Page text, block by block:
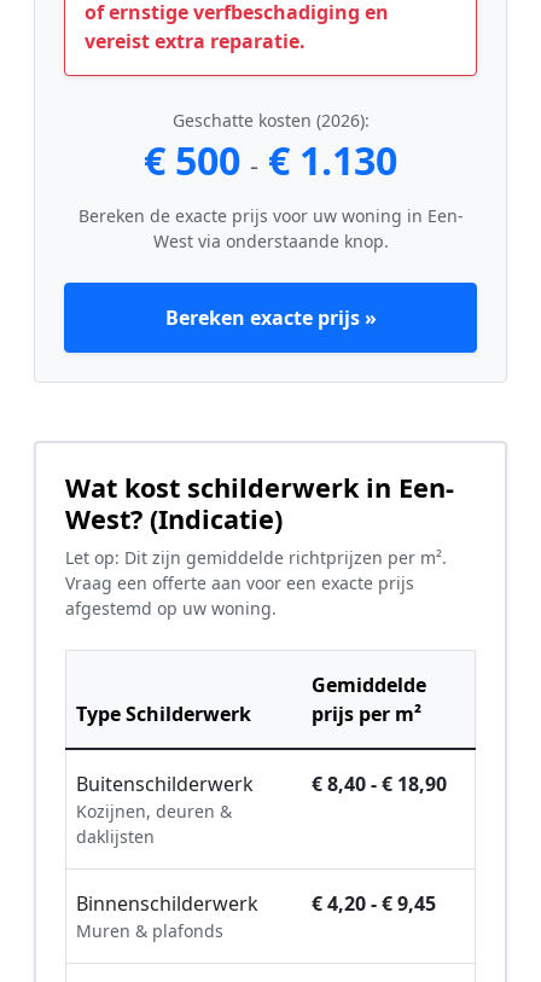
of ernstige verfbeschadiging en
vereist extra reparatie.
Geschatte kosten (2026):
€ 500 - € 1.130
Bereken de exacte prijs voor uw woning in Een-
West via onderstaande knop.
Bereken exacte prijs »
Wat kost schilderwerk in Een-
West? (Indicatie)
Let op: Dit zijn gemiddelde richtprijzen per m².
Vraag een offerte aan voor een exacte prijs
afgestemd op uw woning.
Type Schilderwerk
Gemiddelde
prijs per m²
Buitenschilderwerk
Kozijnen, deuren &
daklijsten
€ 8,40 - € 18,90
Binnenschilderwerk
Muren & plafonds
€ 4,20 - € 9,45